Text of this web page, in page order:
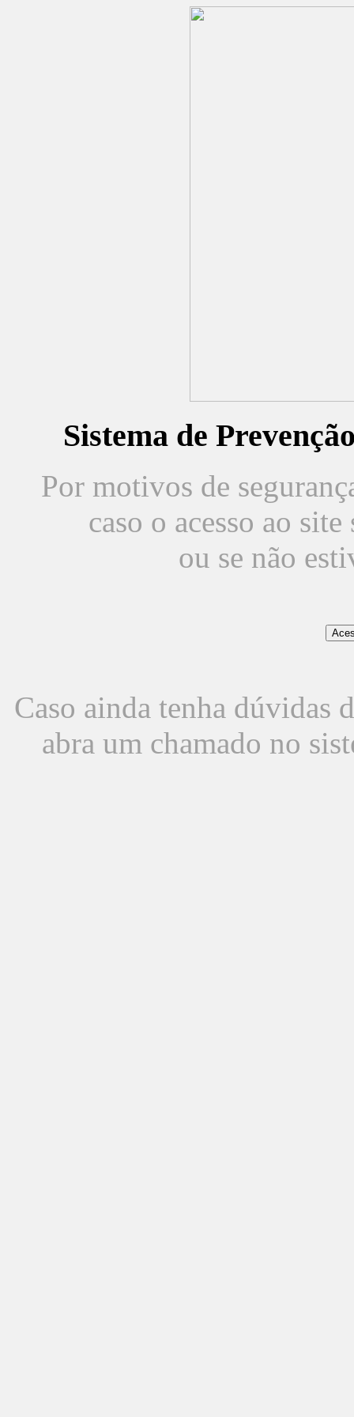
Sistema de
Por motivos de
caso o acesso ao
ou se não
Caso ainda tenha dúvidas
abra um chamado no